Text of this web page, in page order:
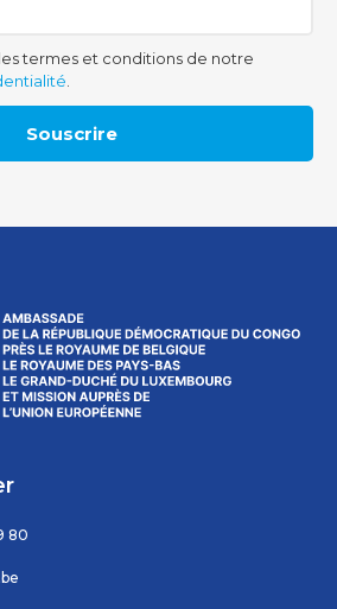
termes et conditions de notre
Souscrire
80